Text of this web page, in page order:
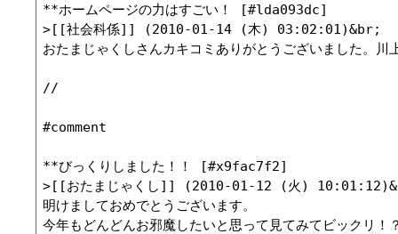
**ホームページの力はすごい！ [#lda093dc]
>[[社会科係]] (2010-01-14 (木) 03:02:01)&br;
おたまじゃくしさんカキコミありがとうございました。
//
#comment
**びっくりしました！！ [#x9fac7f2]
>[[おたまじゃくし]] (2010-01-12 (火)
明けましておめでとうございます。
今年もどんどんお邪魔したいと思って見てみてビックリ！